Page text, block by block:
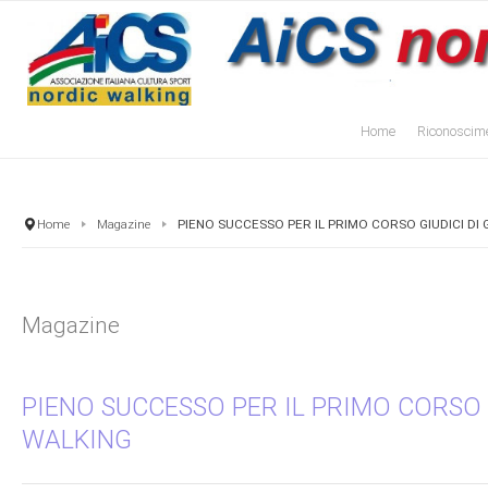
Home
Home Magazine PIENO SUCCESSO PER IL PRIMO CORSO GIUDICI DI
Magazine
PIENO SUCCESSO PER IL PRIMO
WALKING